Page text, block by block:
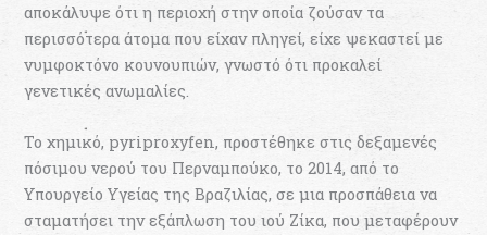
αποκάλυψε ότι η περιοχή στην οποία ζούσαν τα
περισσότερα άτομα που είχαν πληγεί, είχε ψεκαστεί με
νυμφοκτόνο κουνουπιών, γνωστό ότι προκαλεί
γενετικές ανωμαλίες.
Το χημικό, pyriproxyfen, προστέθηκε στις δεξαμενές
πόσιμου νερού του Περναμπούκο, το 2014, από το
Υπουργείο Υγείας της Βραζιλίας, σε μια προσπάθεια να
σταματήσει την εξάπλωση του ιού Ζίκα, που μεταφέρουν